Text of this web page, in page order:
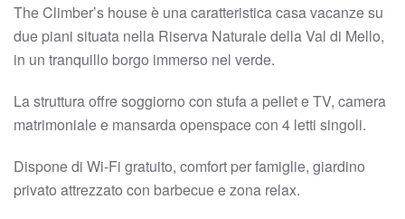
The Climber’s house è una caratteristica casa vacanze su
due piani situata nella Riserva Naturale della Val di Mello,
in un tranquillo borgo immerso nel verde.
La struttura offre soggiorno con stufa a pellet e TV, camera
matrimoniale e mansarda openspace con 4 letti singoli.
Dispone di Wi-Fi gratuito, comfort per famiglie, giardino
privato attrezzato con barbecue e zona relax.